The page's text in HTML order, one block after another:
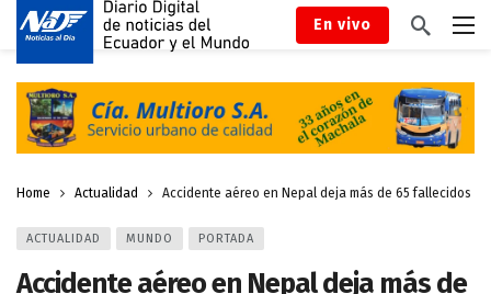
En vivo
Home Actualidad Accidente aéreo en Nepal deja más de 65 fallecidos
ACTUALIDAD MUNDO PORTADA
Accidente aéreo en Nepal deja más de